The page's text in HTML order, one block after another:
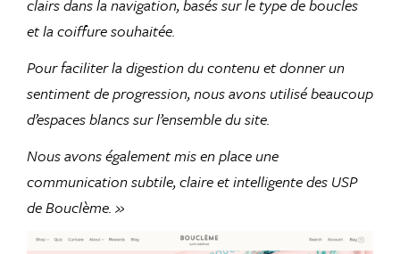
clairs dans la navigation, basés sur le type de boucles
etla coiffure souhaitée.
Pour faciliter la digestion du contenu et donner un
sentiment de progression, nous avons utilisé beaucoup
d’espaces blancs sur l’ensemble du site.
Nous avons également mis en place une
communication subtile, claire et intelligente des USP
de Bouclème. »